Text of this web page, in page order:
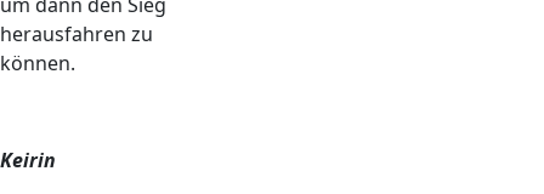
herausfahren zu
können.
Keirin